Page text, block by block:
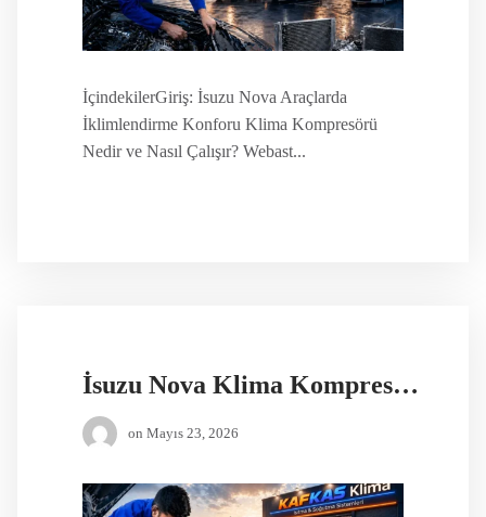
İçindekilerGiriş: İsuzu Nova Araçlarda
İklimlendirme Konforu Klima Kompresörü
Nedir ve Nasıl Çalışır? Webast...
İsuzu Nova Klima Kompresörü Fiyatı
on Mayıs 23, 2026